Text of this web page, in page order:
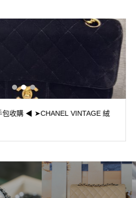
收購 ◀ ➤CHANEL VINTAGE 絨